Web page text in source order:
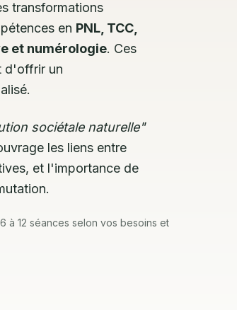
transformations
en PNL, TCC,
et numérologie. Ces
d'offrir un
sociétale naturelle"
les liens entre
et l'importance de
à 12 séances selon vos besoins et